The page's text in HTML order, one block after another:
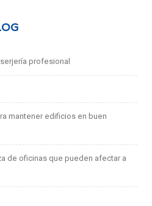
profesional
mantener edificios en buen
de oficinas que pueden afectar a